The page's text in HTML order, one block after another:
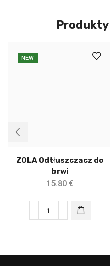
NEW
ZOLA Odtłuszczacz do
brwi
15.80 €